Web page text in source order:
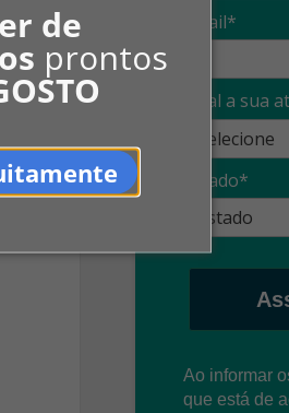
de
prontos
Email*
Qual a sua
Estado*
Ao informar
que está de